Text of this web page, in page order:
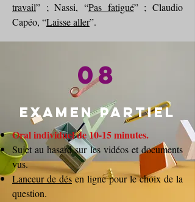
travail” ; Nassi, “Pas fatigué” ; Claudio
Capéo, “Laisse aller”.
08
Examen partiel
Oral individuel de 10-15 minutes.
Sujet au hasard sur les vidéos et documents
vus.
Lanceur de désen ligne pour le choix de la
question.